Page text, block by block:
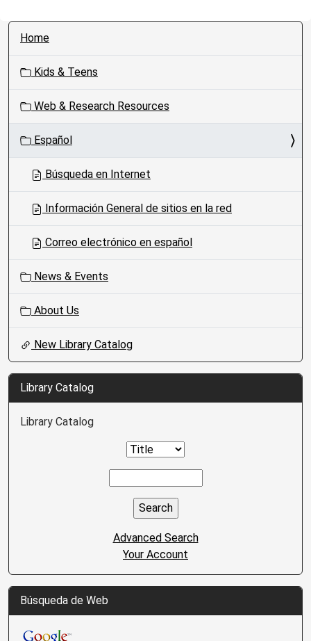
N
Home
Kids & Teens
Web & Research Resources
Español
Búsqueda en Internet
Información General de sitios en la red
Correo electrónico en español
News & Events
About Us
New Library Catalog
Library Catalog
Library Catalog
Advanced Search
Your Account
Búsqueda de Web